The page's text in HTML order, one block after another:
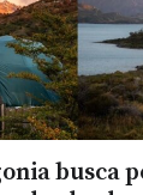
busca